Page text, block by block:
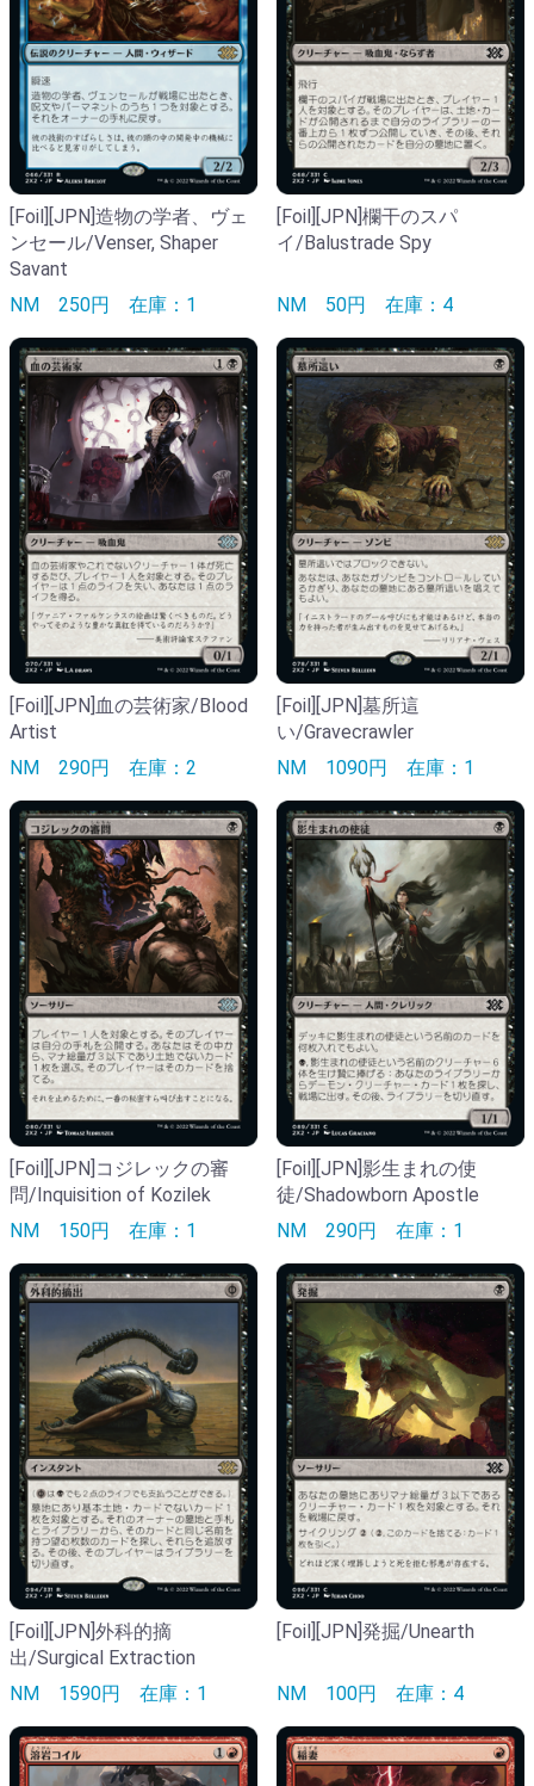
[Foil][JPN]造物の学者、ヴェ
ンセール/Venser, Shaper
Savant
NM 250円 在庫：1
[Foil][JPN]欄干のスパ
イ/Balustrade Spy
NM 50円 在庫：4
[Foil][JPN]血の芸術家/Blood
Artist
NM 290円 在庫：2
[Foil][JPN]墓所這
い/Gravecrawler
NM 1090円 在庫：1
[Foil][JPN]コジレックの審
問/Inquisition of Kozilek
NM 150円 在庫：1
[Foil][JPN]影生まれの使
徒/Shadowborn Apostle
NM 290円 在庫：1
[Foil][JPN]外科的摘
出/Surgical Extraction
NM 1590円 在庫：1
[Foil][JPN]発掘/Unearth
NM 100円 在庫：4